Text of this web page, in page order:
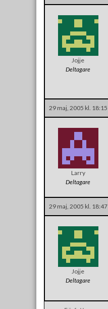
Jojje
Deltagare
29 maj, 2005 kl. 18:15
Larry
Deltagare
29 maj, 2005 kl. 18:47
Jojje
Deltagare